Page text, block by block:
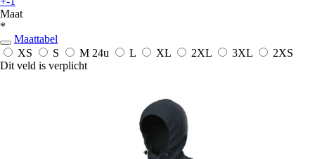
Maat
*
Maattabel
XS
S M 24u L XL 2XL 3XL
2XS
Dit veld is verplicht